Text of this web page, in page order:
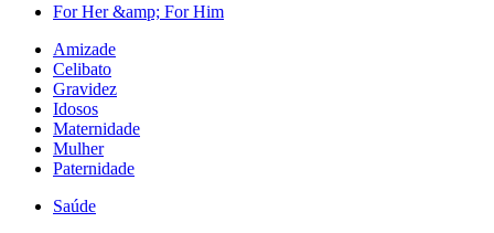
For Her &amp; For Him
Amizade
Celibato
Gravidez
Idosos
Maternidade
Mulher
Paternidade
Saúde